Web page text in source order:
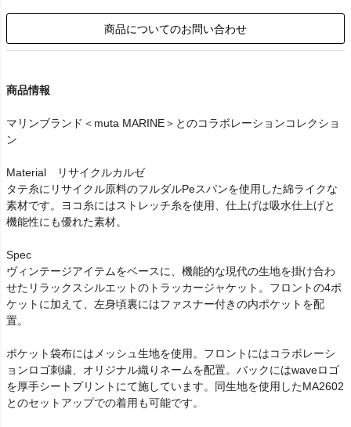
商品についてのお問い合わせ
商品情報
マリンブランド＜muta MARINE＞とのコラボレーションコレクショ
ン
Material リサイクルカルゼ
タテ糸にリサイクル原料のフルダルPeスパンを使用した綿ライクな
素材です。ヨコ糸にはストレッチ糸を使用、仕上げは吸水仕上げと
機能性にも優れた素材。
Spec
ヴィンテージアイテムをベースに、機能的な現代の生地を掛け合わ
せたリラックスシルエットのトラッカージャケット。フロントの4ポ
ケットに加えて、左身頃裏にはファスナー付きの内ポケットを配
置。
ポケット袋布にはメッシュ生地を使用。フロントにはコラボレーシ
ョンロゴ刺繍、オリジナル織りネームを配置。バックにはwaveロゴ
を厚手シートプリントにて施しています。同生地を使用したMA2602
とのセットアップでの着用も可能です。